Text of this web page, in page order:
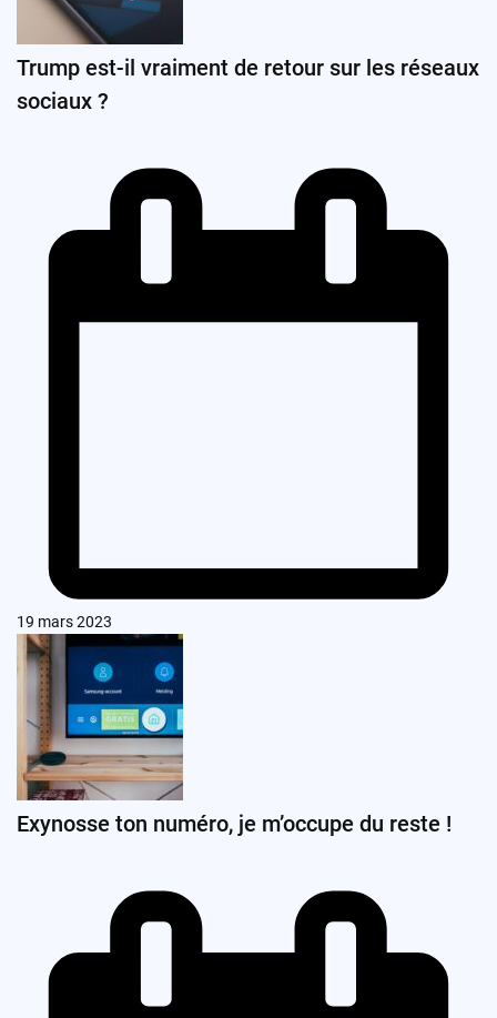
Trump est-il vraiment de retour sur les réseaux
sociaux ?
19 mars 2023
Exynosse ton numéro, je m’occupe du reste !